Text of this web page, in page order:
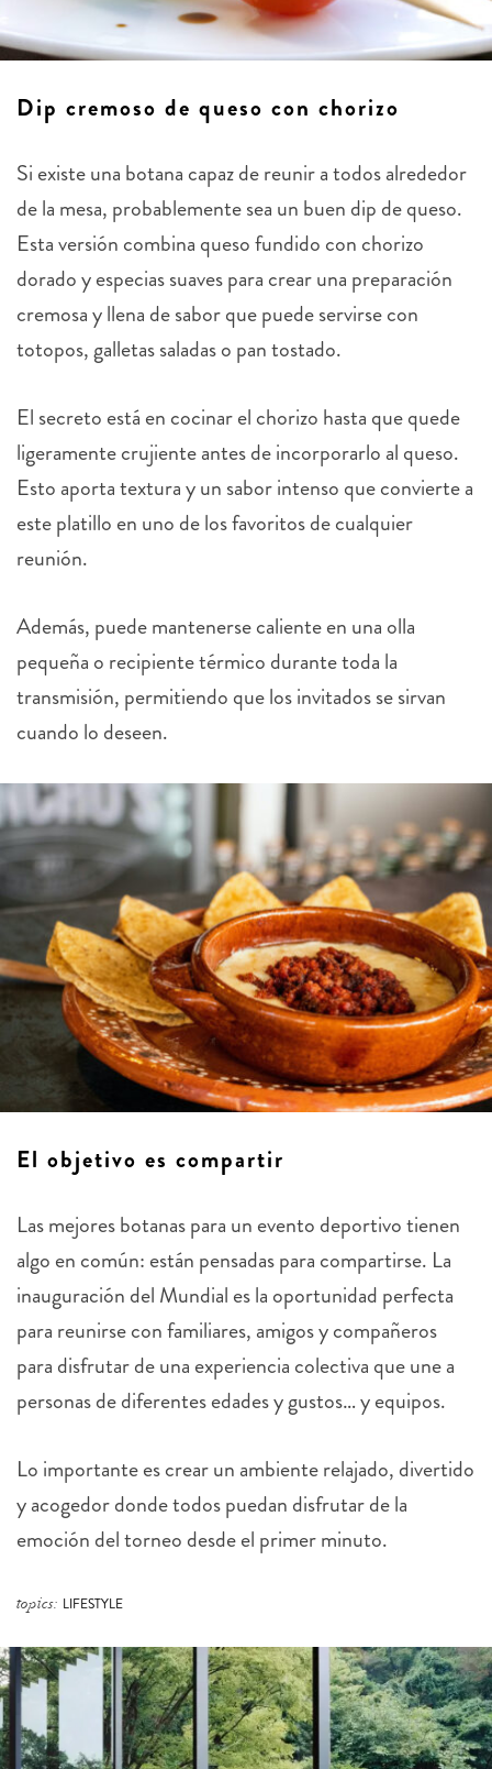
Dip cremoso de queso con chorizo
Si existe una botana capaz de reunir a todos alrededor
de la mesa, probablemente sea un buen dip de queso.
Esta versión combina queso fundido con chorizo
dorado y especias suaves para crear una preparación
cremosa y llena de sabor que puede servirse con
totopos, galletas saladas o pan tostado.
El secreto está en cocinar el chorizo hasta que quede
ligeramente crujiente antes de incorporarlo al queso.
Esto aporta textura y un sabor intenso que convierte a
este platillo en uno de los favoritos de cualquier
reunión.
Además, puede mantenerse caliente en una olla
pequeña o recipiente térmico durante toda la
transmisión, permitiendo que los invitados se sirvan
cuando lo deseen.
El objetivo es compartir
Las mejores botanas para un evento deportivo tienen
algo en común: están pensadas para compartirse. La
inauguración del Mundial es la oportunidad perfecta
para reunirse con familiares, amigos y compañeros
para disfrutar de una experiencia colectiva que une a
personas de diferentes edades y gustos… y equipos.
Lo importante es crear un ambiente relajado, divertido
y acogedor donde todos puedan disfrutar de la
emoción del torneo desde el primer minuto.
topics: LIFESTYLE